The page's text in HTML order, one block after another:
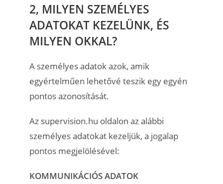
2, MILYEN SZEMÉLYES
ADATOKAT KEZELÜNK, ÉS
MILYEN OKKAL?
A személyes adatok azok, amik
egyértelműen lehetővé teszik egy egyén
pontos azonosítását.
Az supervision.hu oldalon az alábbi
személyes adatokat kezeljük, a jogalap
pontos megjelölésével:
KOMMUNIKÁCIÓS ADATOK